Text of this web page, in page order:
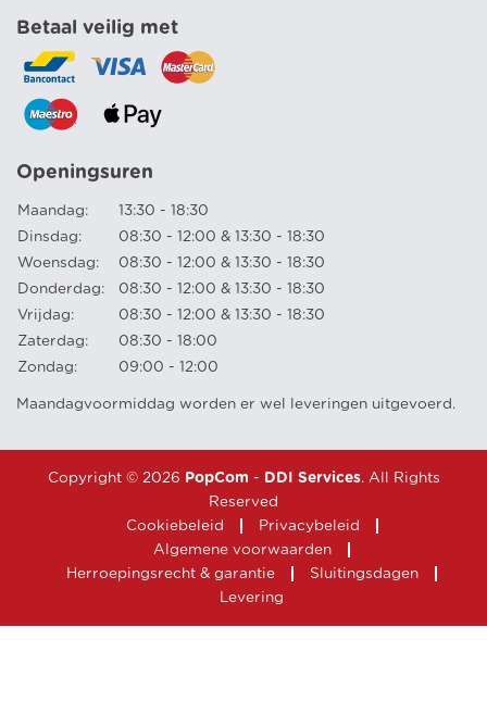
Betaal veilig met
Openingsuren
Maandag:
13:30 - 18:30
Dinsdag:
08:30 - 12:00 & 13:30 - 18:30
Woensdag:
08:30 - 12:00 & 13:30 - 18:30
Donderdag:
08:30 - 12:00 & 13:30 - 18:30
Vrijdag:
08:30 - 12:00 & 13:30 - 18:30
Zaterdag:
08:30 - 18:00
Zondag:
09:00 - 12:00
Maandagvoormiddag worden er wel leveringen uitgevoerd.
Copyright © 2026 PopCom - DDI Services. All Rights
Reserved
Cookiebeleid
Privacybeleid
Algemene voorwaarden
Herroepingsrecht & garantie
Sluitingsdagen
Levering